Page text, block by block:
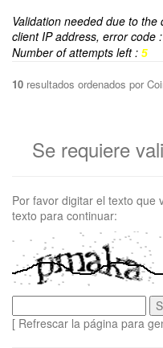
Validation needed due to
client IP address, error code :
Number of attempts left : 5
10 resultados ordenados por
Se requiere
Por favor digitar el texto que
texto para continuar:
[ Refrescar la página para